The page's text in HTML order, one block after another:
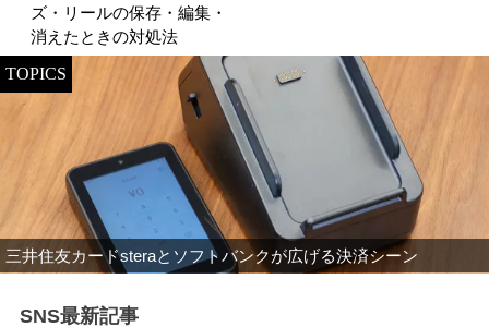
ズ・リールの保存・編集・
消えたときの対処法
TOPICS
三井住友カードsteraとソフトバンクが広げる決済シーン
SNS最新記事